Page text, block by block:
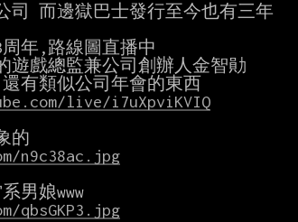
司 而邊獄巴士發行至今也有三年
年,路線圖直播中
遊戲總監兼公司創辦人金智勛
live/i7uXpviKVIQ
n9c38ac.jpg